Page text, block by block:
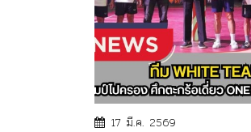
17 มี.ค. 2569